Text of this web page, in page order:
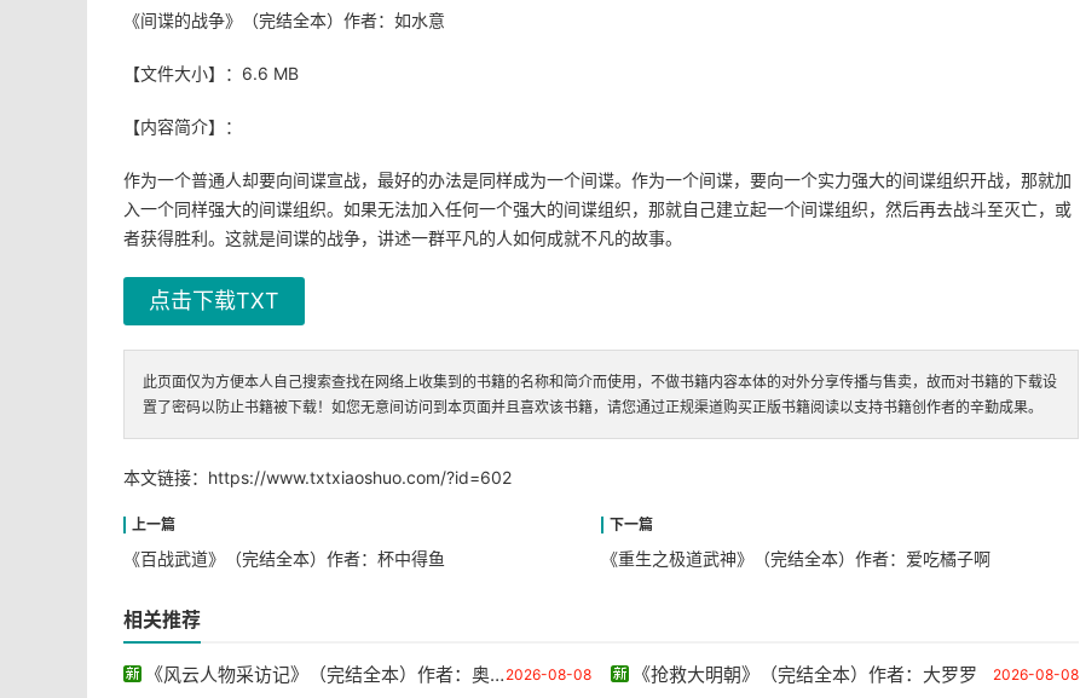
《间谍的战争》（完结全本）作者：如水意
【文件大小】：6.6 MB
【内容简介】：
作为一个普通人却要向间谍宣战，最好的办法是同样成为一个间谍。作为一个间谍，要向一个实力强大的间谍组织开战，那就加
入一个同样强大的间谍组织。如果无法加入任何一个强大的间谍组织，那就自己建立起一个间谍组织，然后再去战斗至灭亡，或
者获得胜利。这就是间谍的战争，讲述一群平凡的人如何成就不凡的故事。
点击下载TXT
此页面仅为方便本人自己搜索查找在网络上收集到的书籍的名称和简介而使用，不做书籍内容本体的对外分享传播与售卖，故而对书籍的下载设
置了密码以防止书籍被下载！如您无意间访问到本页面并且喜欢该书籍，请您通过正规渠道购买正版书籍阅读以支持书籍创作者的辛勤成果。
本文链接： https://www.txtxiaoshuo.com/?id=602
《百战武道》（完结全本）作者：杯中得鱼 《重生之极道武神》（完结全本）作者：爱吃橘子啊
相关推荐
2026-08-08
《风云人物采访记》（完结全本）作者：奥里亚娜·法拉奇 2026-08-08
《抢救大明朝》（完结全本）作者：大罗罗